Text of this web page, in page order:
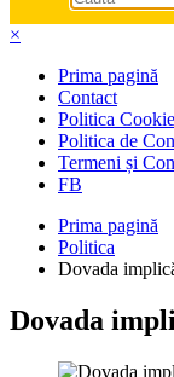
×
Prima pagină
Contact
Politica
Politica de
Termeni și
FB
Prima pagină
Politica
Dovada
Dovada